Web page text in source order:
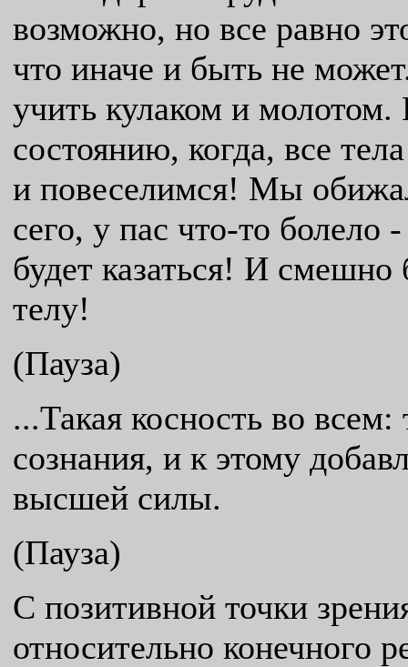
возможно, но все равно
что иначе и быть не
учить кулаком и
состоянию, когда, все
и повеселимся! Мы
сего, у пас что-то
будет казаться! И смешно
телу!
(Пауза)
...Такая косность во
сознания, и к этому
высшей силы.
(Пауза)
С позитивной точки
относительно конечного